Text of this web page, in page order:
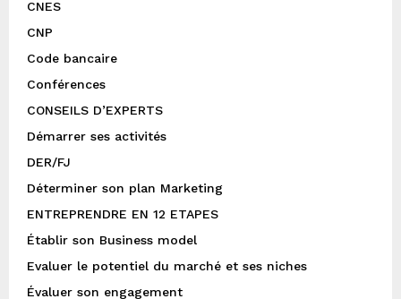
CNES
CNP
Code bancaire
Conférences
CONSEILS D’EXPERTS
Démarrer ses activités
DER/FJ
Déterminer son plan Marketing
ENTREPRENDRE EN 12 ETAPES
Établir son Business model
Evaluer le potentiel du marché et ses niches
Évaluer son engagement